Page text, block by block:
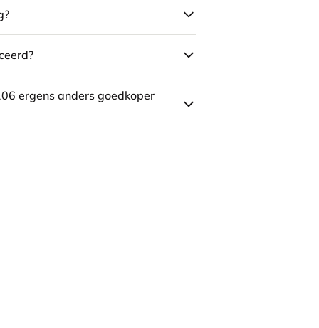
ergens anders goedkoper